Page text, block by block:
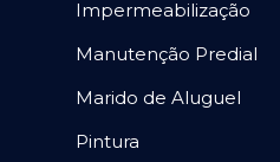
Impermeabilização
Manutenção Predial
Marido de Aluguel
Pintura